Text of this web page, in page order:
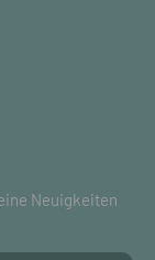
Neuigkeiten